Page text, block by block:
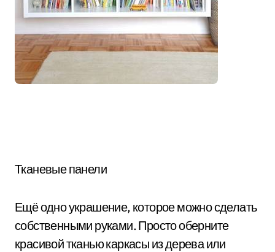
Тканевые панели
Ещё одно украшение, которое можно сделать
собственными руками. Просто оберните
красивой тканью каркасы из дерева или